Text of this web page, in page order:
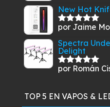
New Hot
Valorado
por Jaime
Spectra
Delight
Valorado
por Román
TOP 5 EN VAPOS &